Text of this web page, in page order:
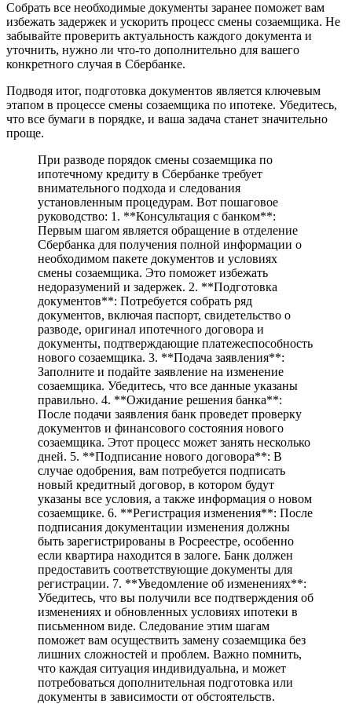
Собрать все необходимые документы заранее поможет вам
избежать задержек и ускорить процесс смены созаемщика. Не
забывайте проверить актуальность каждого документа и
уточнить, нужно ли что-то дополнительно для вашего
конкретного случая в Сбербанке.
Подводя итог, подготовка документов является ключевым
этапом в процессе смены созаемщика по ипотеке. Убедитесь,
что все бумаги в порядке, и ваша задача станет значительно
проще.
При разводе порядок смены созаемщика по
ипотечному кредиту в Сбербанке требует
внимательного подхода и следования
установленным процедурам. Вот пошаговое
руководство: 1. **Консультация с банком**:
Первым шагом является обращение в отделение
Сбербанка для получения полной информации о
необходимом пакете документов и условиях
смены созаемщика. Это поможет избежать
недоразумений и задержек. 2. **Подготовка
документов**: Потребуется собрать ряд
документов, включая паспорт, свидетельство о
разводе, оригинал ипотечного договора и
документы, подтверждающие платежеспособность
нового созаемщика. 3. **Подача заявления**:
Заполните и подайте заявление на изменение
созаемщика. Убедитесь, что все данные указаны
правильно. 4. **Ожидание решения банка**:
После подачи заявления банк проведет проверку
документов и финансового состояния нового
созаемщика. Этот процесс может занять несколько
дней. 5. **Подписание нового договора**: В
случае одобрения, вам потребуется подписать
новый кредитный договор, в котором будут
указаны все условия, а также информация о новом
созаемщике. 6. **Регистрация изменения**: После
подписания документации изменения должны
быть зарегистрированы в Росреестре, особенно
если квартира находится в залоге. Банк должен
предоставить соответствующие документы для
регистрации. 7. **Уведомление об изменениях**:
Убедитесь, что вы получили все подтверждения об
изменениях и обновленных условиях ипотеки в
письменном виде. Следование этим шагам
поможет вам осуществить замену созаемщика без
лишних сложностей и проблем. Важно помнить,
что каждая ситуация индивидуальна, и может
потребоваться дополнительная подготовка или
документы в зависимости от обстоятельств.